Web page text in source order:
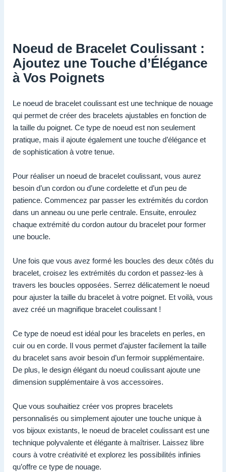
Noeud de Bracelet Coulissant :
Ajoutez une Touche d’Élégance
à Vos Poignets
Le noeud de bracelet coulissant est une technique de nouage
qui permet de créer des bracelets ajustables en fonction de
la taille du poignet. Ce type de noeud est non seulement
pratique, mais il ajoute également une touche d’élégance et
de sophistication à votre tenue.
Pour réaliser un noeud de bracelet coulissant, vous aurez
besoin d’un cordon ou d’une cordelette et d’un peu de
patience. Commencez par passer les extrémités du cordon
dans un anneau ou une perle centrale. Ensuite, enroulez
chaque extrémité du cordon autour du bracelet pour former
une boucle.
Une fois que vous avez formé les boucles des deux côtés du
bracelet, croisez les extrémités du cordon et passez-les à
travers les boucles opposées. Serrez délicatement le noeud
pour ajuster la taille du bracelet à votre poignet. Et voilà, vous
avez créé un magnifique bracelet coulissant !
Ce type de noeud est idéal pour les bracelets en perles, en
cuir ou en corde. Il vous permet d’ajuster facilement la taille
du bracelet sans avoir besoin d’un fermoir supplémentaire.
De plus, le design élégant du noeud coulissant ajoute une
dimension supplémentaire à vos accessoires.
Que vous souhaitiez créer vos propres bracelets
personnalisés ou simplement ajouter une touche unique à
vos bijoux existants, le noeud de bracelet coulissant est une
technique polyvalente et élégante à maîtriser. Laissez libre
cours à votre créativité et explorez les possibilités infinies
qu’offre ce type de nouage.